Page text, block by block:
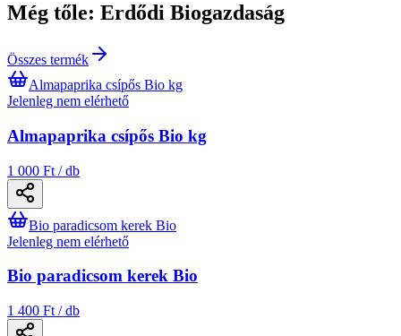
Még tőle: Erdődi Biogazdaság
Összes termék
Almapaprika csípős Bio kg
Jelenleg nem elérhető
Almapaprika csípős Bio kg
1 000 Ft / db
Bio paradicsom kerek Bio
Jelenleg nem elérhető
Bio paradicsom kerek Bio
1 400 Ft / db